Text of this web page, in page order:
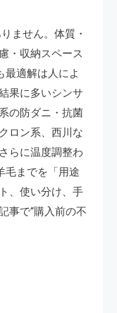
ません。体質・
・収納スペース
最適解は人によ
果に多いシンサ
の防ダニ・抗菌
ロン系、西川な
らに温度調整わ
毛までを「用途
、使い分け、手
事で“購入前の不